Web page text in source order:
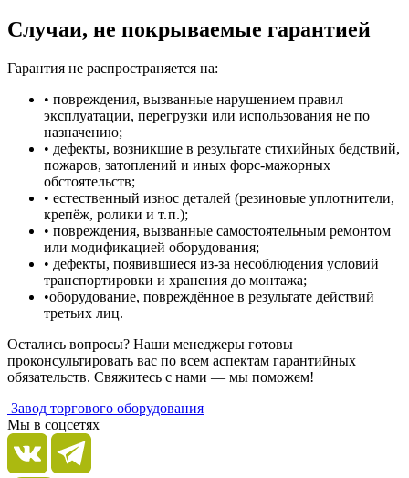
Случаи, не покрываемые гарантией
Гарантия не распространяется на:
• повреждения, вызванные нарушением правил
эксплуатации, перегрузки или использования не по
назначению;
• дефекты, возникшие в результате стихийных бедствий,
пожаров, затоплений и иных форс‑мажорных
обстоятельств;
• естественный износ деталей (резиновые уплотнители,
крепёж, ролики и т. п.);
• повреждения, вызванные самостоятельным ремонтом
или модификацией оборудования;
• дефекты, появившиеся из‑за несоблюдения условий
транспортировки и хранения до монтажа;
•оборудование, повреждённое в результате действий
третьих лиц.
Остались вопросы? Наши менеджеры готовы
проконсультировать вас по всем аспектам гарантийных
обязательств. Свяжитесь с нами — мы поможем!
Завод торгового оборудования
Мы в соцсетях